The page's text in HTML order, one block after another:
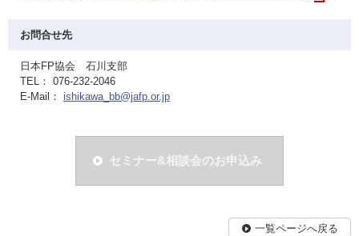
お問合せ先
日本FP協会 石川支部
TEL： 076-232-2046
E-Mail： ishikawa_bb@jafp.or.jp
セミナー&相談会のお申込み
一覧ページへ戻る